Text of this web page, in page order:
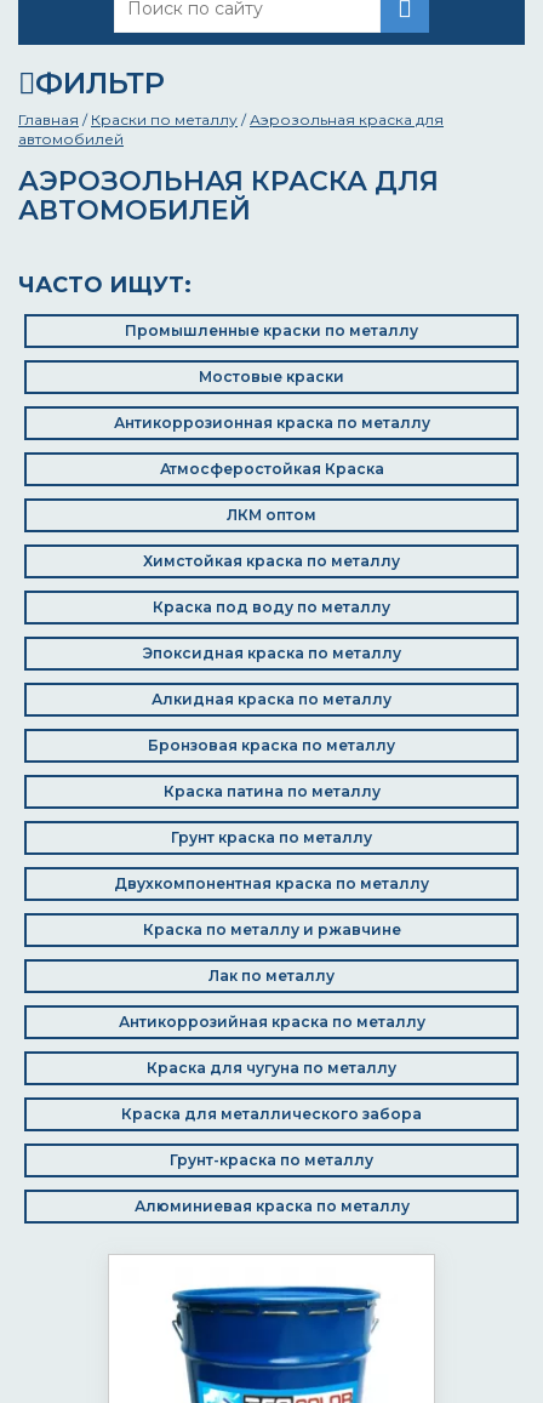
ФИЛЬТР
Главная / Краски по металлу /Аэрозольная краска для
автомобилей
АЭРОЗОЛЬНАЯ КРАСКА ДЛЯ
АВТОМОБИЛЕЙ
ЧАСТО ИЩУТ:
Промышленные краски по металлу
Мостовые краски
Антикоррозионная краска по металлу
Атмосферостойкая Краска
ЛКМ оптом
Химстойкая краска по металлу
Краска под воду по металлу
Эпоксидная краска по металлу
Алкидная краска по металлу
Бронзовая краска по металлу
Краска патина по металлу
Грунт краска по металлу
Двухкомпонентная краска по металлу
Краска по металлу и ржавчине
Лак по металлу
Антикоррозийная краска по металлу
Краска для чугуна по металлу
Краска для металлического забора
Грунт-краска по металлу
Алюминиевая краска по металлу